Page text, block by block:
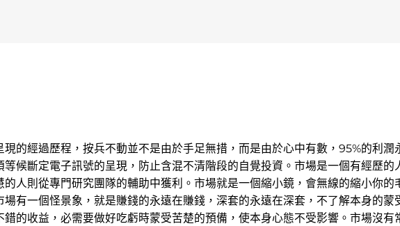
現的經過歷程，按兵不動並不是由於手足無措，而是由於心中有數，95%的利潤
候斷定電子訊號的呈現，防止含混不清階段的自覺投資。市場是一個有經歷
人則從專門研究團隊的輔助中獲利。市場就是一個縮小鏡，會無線的縮小你的
有一個怪景象，就是賺錢的永遠在賺錢，深套的永遠在深套，不了解本身的
的收益，必需要做好吃虧時蒙受苦楚的預備，使本身心態不受影響。市場沒